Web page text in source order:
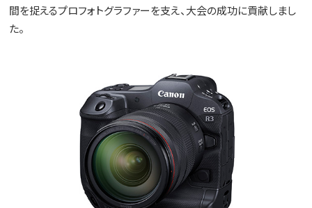
間を捉えるプロフォトグラファーを支え、大会の成功に貢献しまし
た。